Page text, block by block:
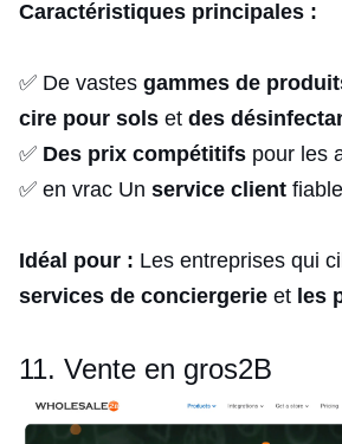
Caractéristiques principales :
✅ De vastes gammes de
cire pour sols et des
✅ Des prix compétitifs pour les
✅ en vrac Un service client fiable
Idéal pour : Les entreprises qui
services de conciergerie et les
11. Vente en gros2B